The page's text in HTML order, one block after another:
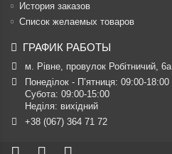
История заказов
Список желаемых товаров
ГРАФИК РАБОТЫ
м. Рівне, провулок Робітничий, 6а
Понеділок - П’ятниця: 09:00-18:00
Субота: 09:00-15:00
Неділя: вихідний
+38 (067) 364 71 72